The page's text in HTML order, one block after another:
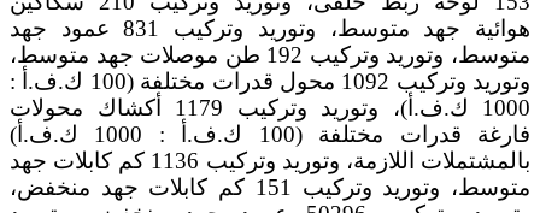
هوائية جهد متوسط، وتوريد وتركيب 831 عمود جهد
متوسط، وتوريد وتركيب 192 طن موصلات جهد متوسط،
وتوريد وتركيب 1092 محول قدرات مختلفة (100 ك.ف.أ :
1000 ك.ف.أ)، وتوريد وتركيب 1179 أكشاك محولات
فارغة قدرات مختلفة (100 ك.ف.أ : 1000 ك.ف.أ)
بالمشتملات اللازمة، وتوريد وتركيب 1136 كم كابلات جهد
متوسط، وتوريد وتركيب 151 كم كابلات جهد منخفض،